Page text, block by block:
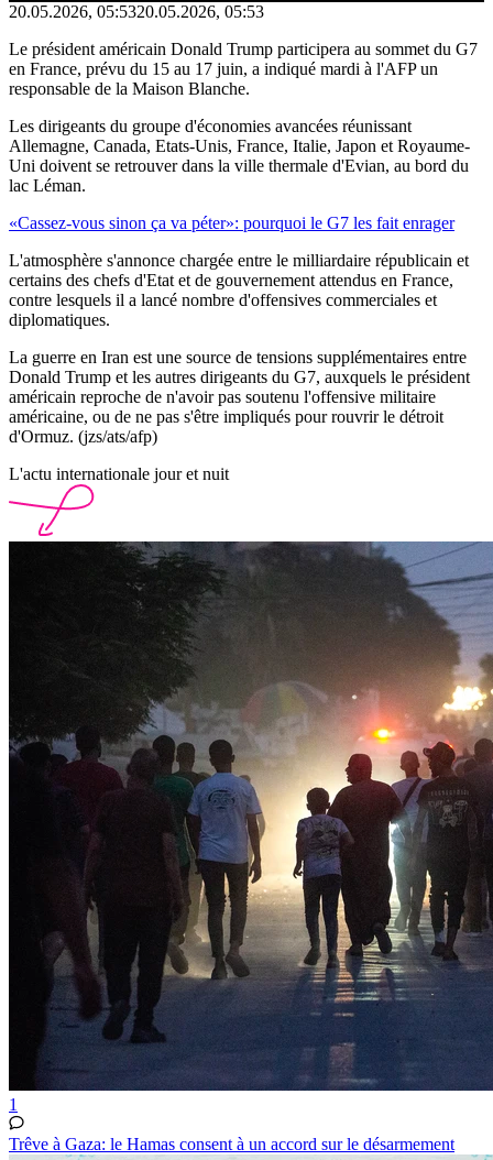
20.05.2026, 05:5320.05.2026, 05:53
Le président américain Donald Trump participera au sommet du G7
en France, prévu du 15 au 17 juin, a indiqué mardi à l'AFP un
responsable de la Maison Blanche.
Les dirigeants du groupe d'économies avancées réunissant
Allemagne, Canada, Etats-Unis, France, Italie, Japon et Royaume-
Uni doivent se retrouver dans la ville thermale d'Evian, au bord du
lac Léman.
«Cassez-vous sinon ça va péter»: pourquoi le G7 les fait enrager
L'atmosphère s'annonce chargée entre le milliardaire républicain et
certains des chefs d'Etat et de gouvernement attendus en France,
contre lesquels il a lancé nombre d'offensives commerciales et
diplomatiques.
La guerre en Iran est une source de tensions supplémentaires entre
Donald Trump et les autres dirigeants du G7, auxquels le président
américain reproche de n'avoir pas soutenu l'offensive militaire
américaine, ou de ne pas s'être impliqués pour rouvrir le détroit
d'Ormuz. (jzs/ats/afp)
L'actu internationale jour et nuit
1
Trêve à Gaza: le Hamas consent à un accord sur le désarmement